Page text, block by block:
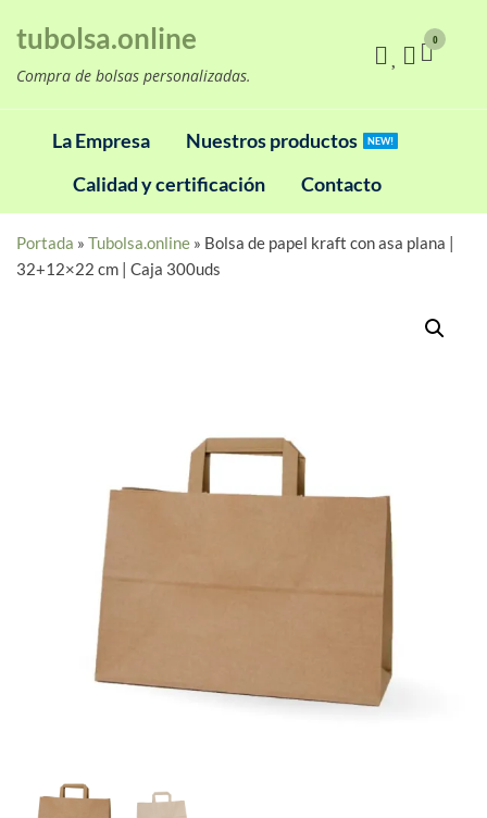
tubolsa.online
Compra de bolsas personalizadas.
0
La Empresa Nuestros productos NEW!
Calidad y certificación Contacto
Portada » Tubolsa.online » Bolsa de papel kraft con asa plana |
32+12×22 cm | Caja 300uds